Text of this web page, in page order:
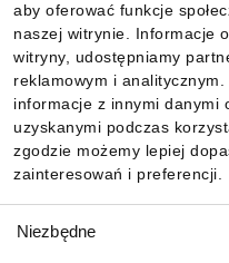
aby oferować funkcje
naszej witrynie. Informacje
witryny, udostępniamy
reklamowym i
informacje z innymi danymi
uzyskanymi podczas
zgodzie możemy lepiej
zainteresowań i preferencji.
zgody
Niezbędne
Informacje
Pobierz